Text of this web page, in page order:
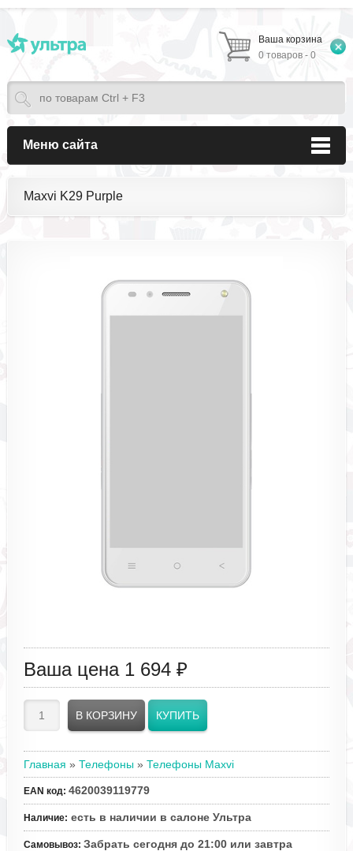
Ваша корзина
0 товаров - 0
Меню сайта
Maxvi K29 Purple
Ваша цена 1 694 ₽
Главная » Телефоны » Телефоны Maxvi
EAN код: 4620039119779
Наличие: есть в наличии в салоне Ультра
Самовывоз: Забрать сегодня до 21:00 или завтра